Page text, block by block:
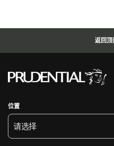
返回顶
位置
请选择